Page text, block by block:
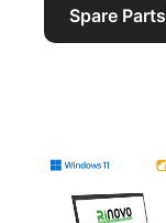
Spare Parts